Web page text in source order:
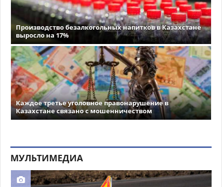
Производство безалкогольных напитков в Казахстане
выросло на 17%
Каждое третье уголовное правонарушение в
Казахстане связано с мошенничеством
МУЛЬТИМЕДИА